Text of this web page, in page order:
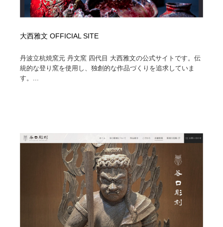
大西雅文 OFFICIAL SITE
丹波立杭焼窯元 丹文窯 四代目 大西雅文の公式サイトです。伝
統的な登り窯を使用し、独創的な作品づくりを追求していま
す。...